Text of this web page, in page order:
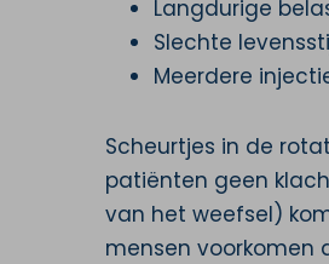
Langdurige
Slechte
Meerdere
Scheurtjes in de
patiënten geen
van het weefsel)
mensen voorkomen